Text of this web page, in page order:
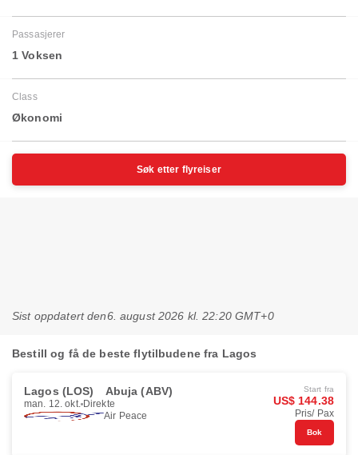
Passasjerer
1 Voksen
Class
Økonomi
Søk etter flyreiser
Sist oppdatert den6. august 2026 kl. 22:20 GMT+0
Bestill og få de beste flytilbudene fra Lagos
Lagos (LOS) Abuja (ABV)
man. 12. okt. Direkte
Air Peace
Start fra
US$ 144.38
Pris/ Pax
Bok